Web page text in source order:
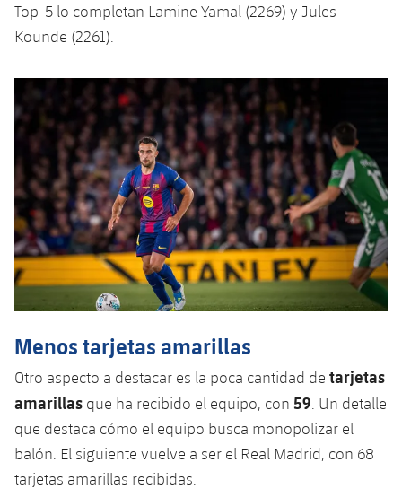
Top-5 lo completan Lamine Yamal (2269) y Jules
Kounde (2261).
Menos tarjetas amarillas
Otro aspecto a destacar es la poca cantidad de tarjetas
amarillas que ha recibido el equipo, con 59 . Un detalle
que destaca cómo el equipo busca monopolizar el
balón. El siguiente vuelve a ser el Real Madrid, con 68
tarjetas amarillas recibidas.